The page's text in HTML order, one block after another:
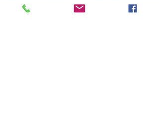
權外，台灣《著作權法》第44條有規定